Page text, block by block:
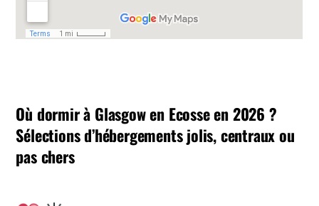
Où dormir à Glasgow en Ecosse en 2026 ?
Sélections d’hébergements jolis, centraux ou
pas chers